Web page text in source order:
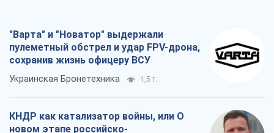
"Варта" и "Новатор" выдержали
пулеметный обстрел и удар FPV-дрона,
сохранив жизнь офицеру ВСУ
Украинская Бронетехника 1,5 т.
КНДР как катализатор войны, или О
новом этапе российско-